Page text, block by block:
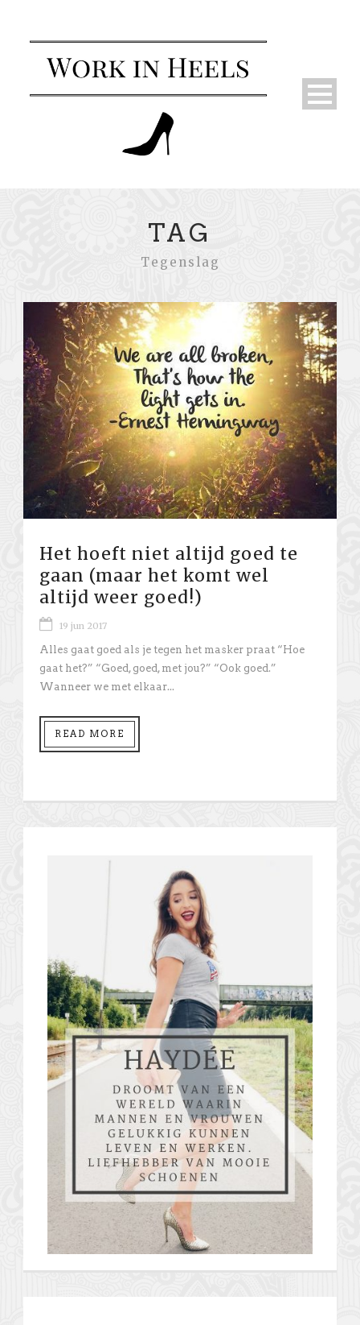
TAG
Tegenslag
Het hoeft niet altijd goed te
gaan (maar het komt wel
altijd weer goed!)
19 jun 2017
Alles gaat goed als je tegen het masker praat “Hoe
gaat het?” “Goed, goed, met jou?” “Ook goed.”
Wanneer we met elkaar...
READ MORE